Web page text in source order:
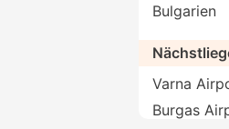
Bulgarien
Varna
Burgas